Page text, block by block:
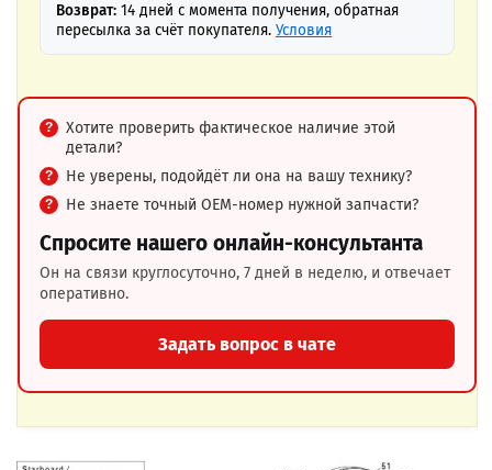
Возврат: 14 дней с момента получения, обратная
пересылка за счёт покупателя. Условия
Хотите проверить фактическое наличие этой
детали?
Не уверены, подойдёт ли она на вашу технику?
Не знаете точный OEM-номер нужной запчасти?
Спросите нашего онлайн-консультанта
Он на связи круглосуточно, 7 дней в неделю, и отвечает
оперативно.
Задать вопрос в чате